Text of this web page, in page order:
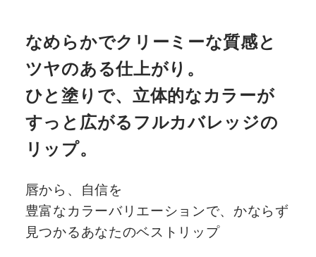
なめらかでクリーミーな質感と
ツヤのある仕上がり。
ひと塗りで、立体的なカラーが
すっと広がるフルカバレッジの
リップ。
唇から、自信を
豊富なカラーバリエーションで、かならず
見つかるあなたのベストリップ